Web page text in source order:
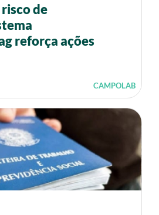
de
reforça ações
CAMPOLAB